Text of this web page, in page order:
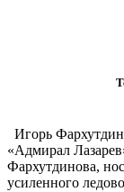
Игорь
«Адмирал
Фархутдинова,
усиленного